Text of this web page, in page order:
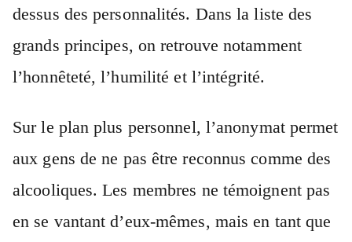
dessus des personnalités. Dans la liste des
grands principes, on retrouve notamment
l’honnêteté, l’humilité et l’intégrité.
Sur le plan plus personnel, l’anonymat permet
aux gens de ne pas être reconnus comme des
alcooliques. Les membres ne témoignent pas
en se vantant d’eux-mêmes, mais en tant que